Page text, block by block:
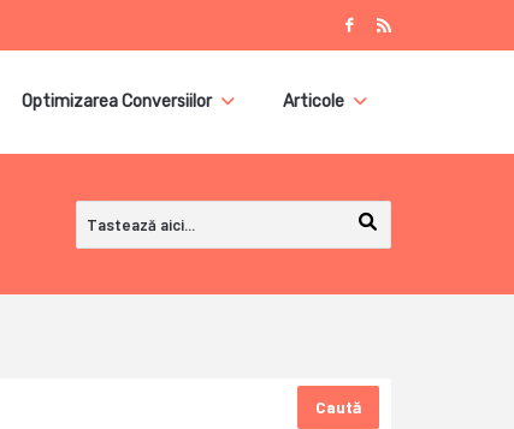
Optimizarea Conversiilor Articole
Caută